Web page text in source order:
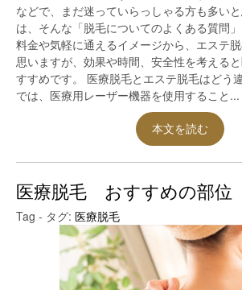
などで、まだ迷っていらっしゃる方も多い
は、そんな「脱毛についてのよくある質問」
料金や気軽に通えるイメージから、エステ
思いますが、効果や時間、安全性を考える
すすめです。 医療脱毛とエステ脱毛はどう
では、医療用レーザー機器を使用すること...
本文を読む
医療脱毛 おすすめの部
Tag - タグ: 医療脱毛